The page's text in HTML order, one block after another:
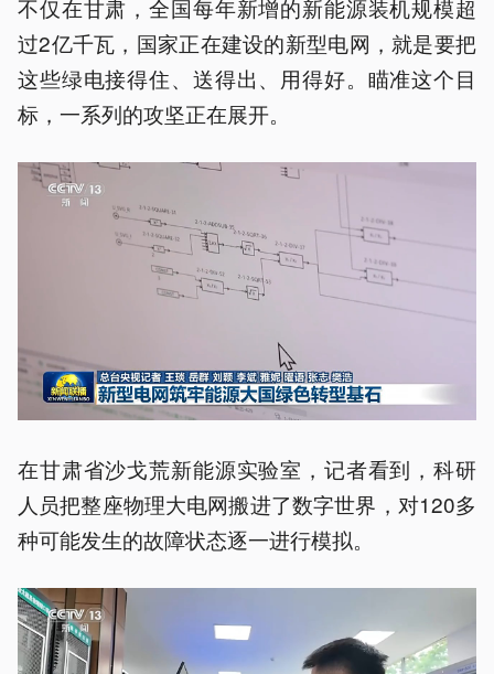
不仅在甘肃，全国每年新增的新能源装机规模超
过2亿千瓦，国家正在建设的新型电网，就是要把
这些绿电接得住、送得出、用得好。瞄准这个目
标，一系列的攻坚正在展开。
在甘肃省沙戈荒新能源实验室，记者看到，科研
人员把整座物理大电网搬进了数字世界，对120多
种可能发生的故障状态逐一进行模拟。